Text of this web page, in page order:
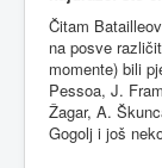
Čitam
na posve
momente) bili
Pessoa, J.
Žagar, A.
Gogolj i još